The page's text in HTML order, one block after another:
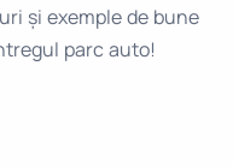
și exemple de bune
parc auto!